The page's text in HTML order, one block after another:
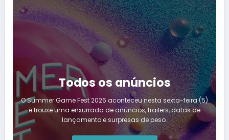
Todos os anúncios
O Summer Game Fest 2026 aconteceu nesta sexta-feira (5)
e trouxe uma enxurrada de anúncios, trailers, datas de
lançamento e surpresas de peso.